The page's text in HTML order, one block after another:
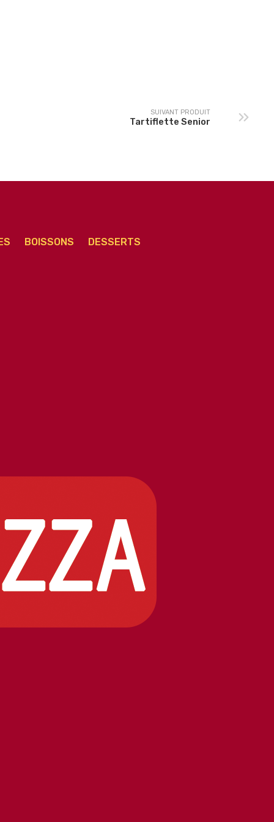
SUIVANT PRODUIT
Tartiflette Senior
BOISSONS DESSERTS